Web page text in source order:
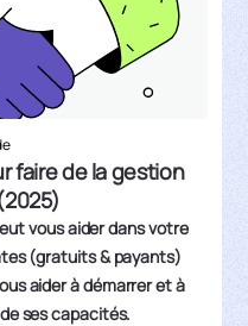
faire de la gestion
vous aider dans votre
(gratuits & payants)
aider à démarrer et à
ses capacités.